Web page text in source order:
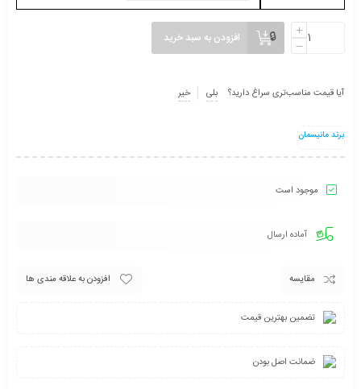
افزودن به سبد خرید
آیا قیمت مناسب‌تری سراغ دارید؟ بلی خیر
برند مانیسمان
موجود است
آماده ارسال
مقایسه افزودن به علاقه مندی ها
تضمین بهترین قیمت
ضمانت اصل بودن